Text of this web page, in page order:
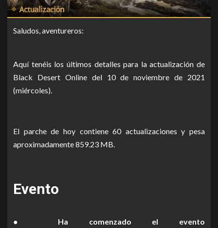
Saludos, aventureros:
Aquí tenéis los últimos detalles para la actualización de
Black Desert Online del 10 de noviembre de 2021
(miércoles).
El parche de hoy contiene 60 actualizaciones y pesa
aproximadamente 859.23 MB.
Evento
● Ha comenzado el evento